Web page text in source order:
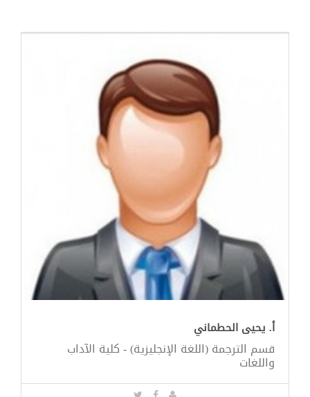
أ. يحيى الحطماني
قسم الترجمة (اللغة الإنجليزية) - كلية الآداب
واللغات